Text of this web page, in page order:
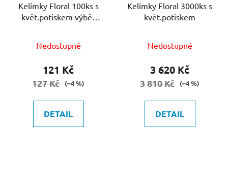
Kelímky Floral 100ks s
květ.potiskem výběr
Nedostupné
121 Kč
127 Kč (–4 %)
DETAIL
Kelímky Floral 3000ks s
květ.potiskem
Nedostupné
3 620 Kč
3 810 Kč (–4 %)
DETAIL